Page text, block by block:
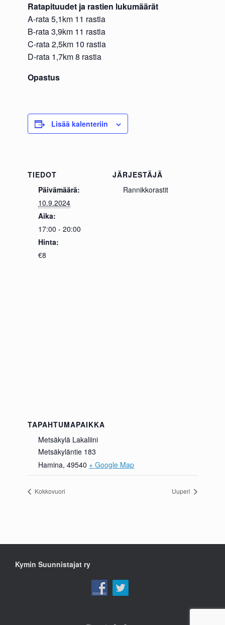
Ratapituudet ja rastien lukumäärät
A-rata 5,1km 11 rastia
B-rata 3,9km 11 rastia
C-rata 2,5km 10 rastia
D-rata 1,7km 8 rastia
Opastus
Lisää kalenteriin
TIEDOT
Päivämäärä:
10.9.2024
Aika:
17:00 - 20:00
Hinta:
€8
JÄRJESTÄJÄ
Rannikkorastit
TAPAHTUMAPAIKKA
Metsäkylä Lakaliini
Metsäkyläntie 183
Hamina, 49540 + Google Map
Kokkovuori Uuperi
Kymin Suunnistajat ry